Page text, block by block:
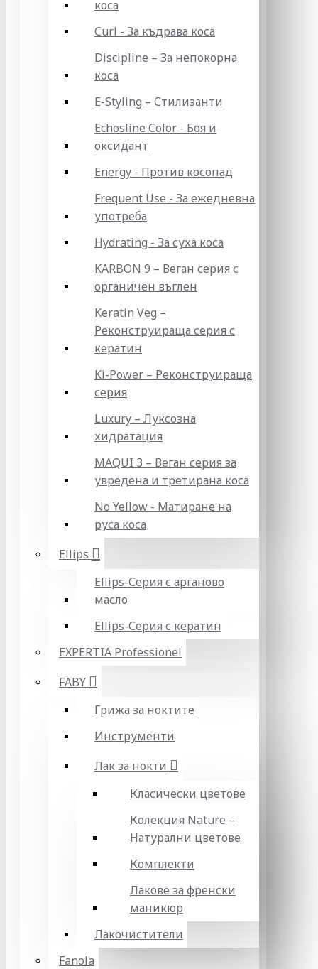
коса
Curl - За къдрава коса
Discipline – За непокорна
коса
E-Styling – Стилизанти
Echosline Color - Боя и
оксидант
Energy - Против косопад
Frequent Use - За ежедневна
употреба
Hydrating - За суха коса
KARBON 9 – Веган серия с
органичен въглен
Keratin Veg –
Реконструираща серия с
кератин
Ki-Power – Реконструираща
серия
Luxury – Луксозна
хидратация
MAQUI 3 – Веган серия за
увредена и третирана коса
No Yellow - Матиране на
руса коса
Ellips
Ellips-Серия с арганово
масло
Ellips-Серия с кератин
EXPERTIA Professionel
FABY
Грижа за ноктите
Инструменти
Лак за нокти
Класически цветове
Колекция Nature –
Натурални цветове
Комплекти
Лакове за френски
маникюр
Лакочистители
Fanola